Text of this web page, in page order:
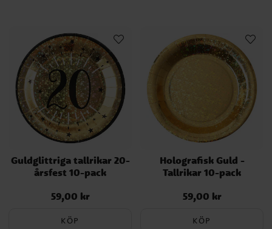
Guldglittriga tallrikar 20-
årsfest 10-pack
Pris:59,00 kr
59,00 kr
KÖP
Holografisk Guld -
Tallrikar 10-pack
Pris:59,00 kr
59,00 kr
KÖP